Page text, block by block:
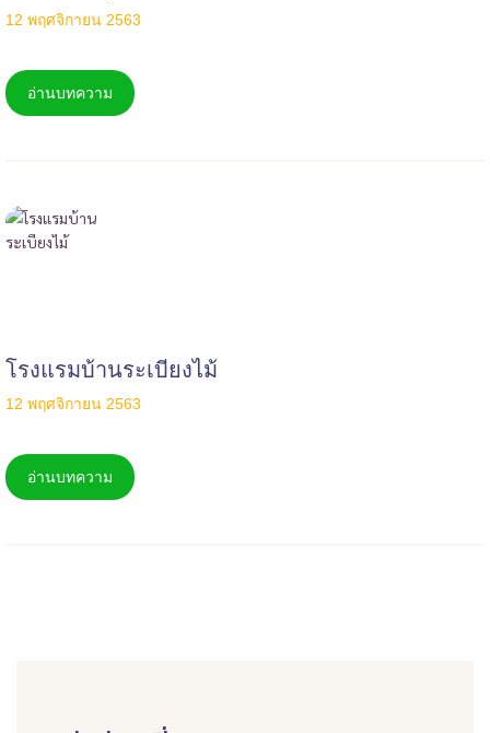
12 พฤศจิกายน 2563
อ่านบทความ
โรงแรมบ้านระเบียงไม้
12 พฤศจิกายน 2563
อ่านบทความ